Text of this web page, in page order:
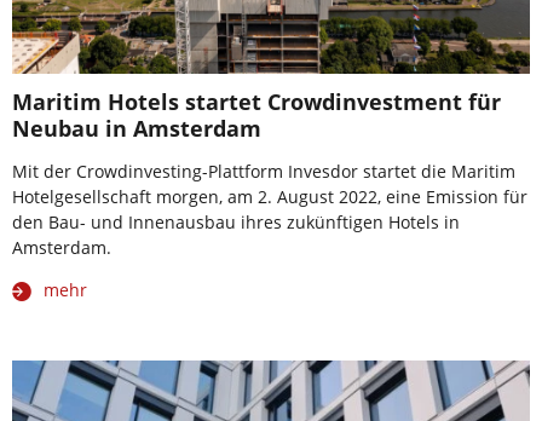
Maritim Hotels startet Crowdinvestment für
Neubau in Amsterdam
Mit der Crowdinvesting-Plattform Invesdor startet die Maritim
Hotelgesellschaft morgen, am 2. August 2022, eine Emission für
den Bau- und Innenausbau ihres zukünftigen Hotels in
Amsterdam.
mehr